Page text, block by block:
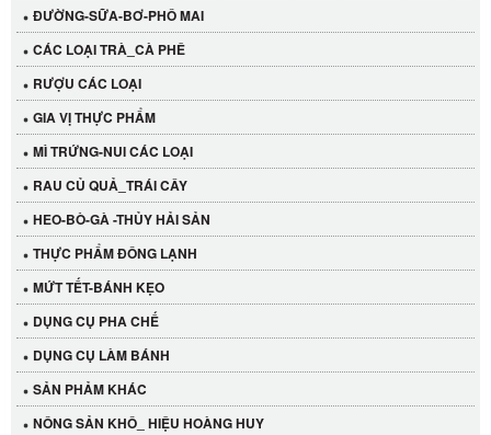
ĐƯỜNG-SỮA-BƠ-PHÔ MAI
CÁC LOẠI TRÀ_CÀ PHÊ
RƯỢU CÁC LOẠI
GIA VỊ THỰC PHẨM
MÌ TRỨNG-NUI CÁC LOẠI
RAU CỦ QUẢ_TRÁI CÂY
HEO-BÒ-GÀ -THỦY HẢI SẢN
THỰC PHẨM ĐÔNG LẠNH
MỨT TẾT-BÁNH KẸO
DỤNG CỤ PHA CHẾ
DỤNG CỤ LÀM BÁNH
SẢN PHẢM KHÁC
NÔNG SẢN KHÔ_ HIỆU HOÀNG HUY
LỐC 12 HỦ Tương xí muội LKK 260g